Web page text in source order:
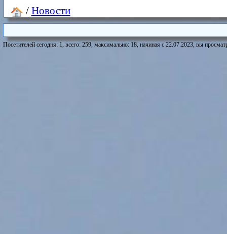
/ Новости
Посетителей сегодня: 1, всего: 259, максимально: 18, начиная с 22.07.2023, вы